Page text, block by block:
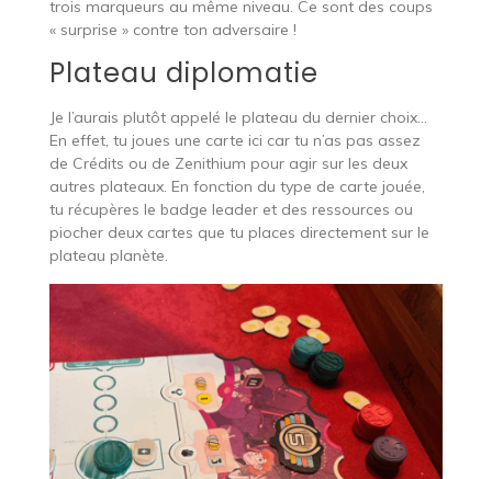
trois marqueurs au même niveau. Ce sont des coups
« surprise » contre ton adversaire !
Plateau diplomatie
Je l’aurais plutôt appelé le plateau du dernier choix…
En effet, tu joues une carte ici car tu n’as pas assez
de Crédits ou de Zenithium pour agir sur les deux
autres plateaux. En fonction du type de carte jouée,
tu récupères le badge leader et des ressources ou
piocher deux cartes que tu places directement sur le
plateau planète.